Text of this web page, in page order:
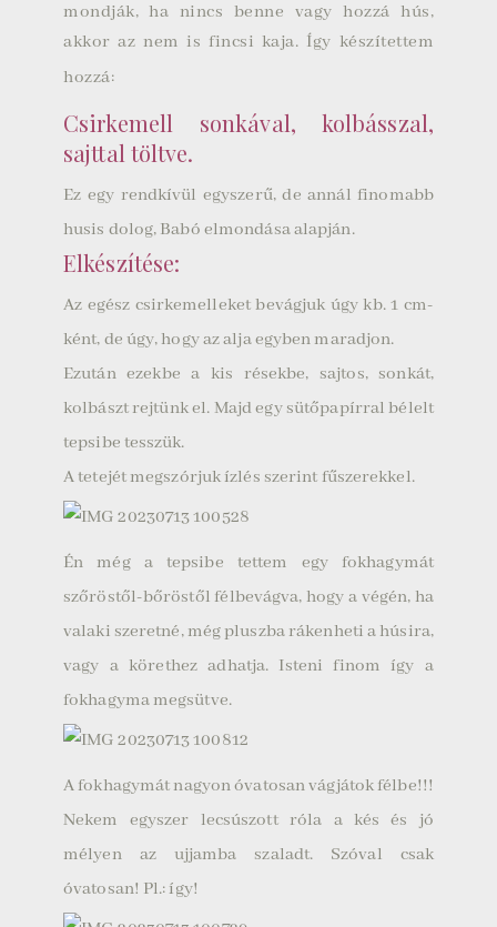
mondják, ha nincs benne vagy hozzá hús,
akkor az nem is fincsi kaja. Így készítettem
hozzá:
Csirkemell sonkával, kolbásszal,
sajttal töltve.
Ez egy rendkívül egyszerű, de annál finomabb
husis dolog, Babó elmondása alapján.
Elkészítése:
Az egész csirkemelleket bevágjuk úgy kb. 1 cm-
ként, de úgy, hogy az alja egyben maradjon.
Ezután ezekbe a kis résekbe, sajtos, sonkát,
kolbászt rejtünk el. Majd egy sütőpapírral bélelt
tepsibe tesszük.
A tetejét megszórjuk ízlés szerint fűszerekkel.
Én még a tepsibe tettem egy fokhagymát
szőröstől-bőröstől félbevágva, hogy a végén, ha
valaki szeretné, még pluszba rákenheti a húsira,
vagy a körethez adhatja. Isteni finom így a
fokhagyma megsütve.
A fokhagymát nagyon óvatosan vágjátok félbe!!!
Nekem egyszer lecsúszott róla a kés és jó
mélyen az ujjamba szaladt. Szóval csak
óvatosan! Pl.: így!